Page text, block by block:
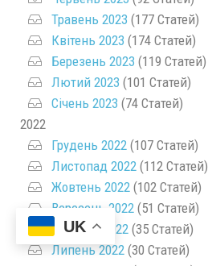
Травень 2023 (177 Статей)
Квітень 2023 (174 Статей)
Березень 2023 (119 Статей)
Лютий 2023 (101 Статей)
Січень 2023 (74 Статей)
2022
Грудень 2022 (107 Статей)
Листопад 2022 (112 Статей)
Жовтень 2022 (102 Статей)
Вересень 2022 (51 Статей)
Серпень 2022 (35 Статей)
Липень 2022 (30 Статей)
UK